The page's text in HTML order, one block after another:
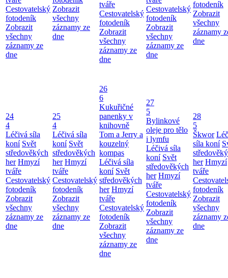
Cestovatelský
fotodeník
Zobrazit
všechny
záznamy ze
dne
Zobrazit
všechny
záznamy ze
dne
tváře
Cestovatelský
fotodeník
Zobrazit
všechny
záznamy ze
dne
Cestovatelský
fotodeník
Zobrazit
všechny
záznamy ze
dne
fotodeník
Zobrazit
všechny
záznamy
dne
24
4
Léčivá síla
koní Svět
středověkých
her Hmyzí
tváře
Cestovatelský
fotodeník
Zobrazit
všechny
záznamy ze
dne
25
4
Léčivá síla
koní Svět
středověkých
her Hmyzí
tváře
Cestovatelský
fotodeník
Zobrazit
všechny
záznamy ze
dne
26
6
Kukuřičné
panenky v
knihovně
Tom a Jerry a
kouzelný
kompas
Léčivá síla
koní Svět
středověkých
her Hmyzí
tváře
Cestovatelský
fotodeník
Zobrazit
všechny
záznamy ze
dne
27
5
Bylinkové
oleje pro tělo
i lymfu
Léčivá síla
koní Svět
středověkých
her Hmyzí
tváře
Cestovatelský
fotodeník
Zobrazit
všechny
záznamy ze
dne
28
5
Škwor
síla koní
her Hmyzí
tváře
fotodeník
Zobrazit
všechny
záznamy
dne